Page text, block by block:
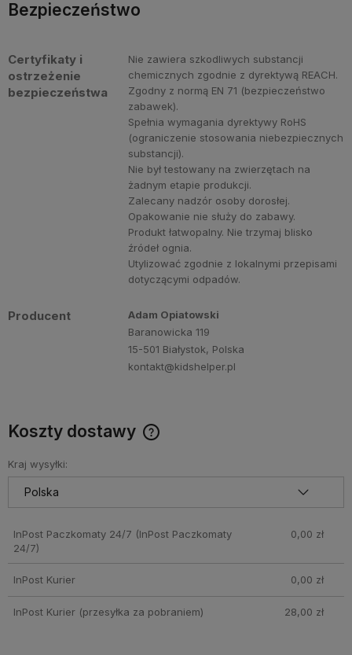
Bezpieczeństwo
Certyfikaty i
ostrzeżenie
bezpieczeństwa
Nie zawiera szkodliwych substancji
chemicznych zgodnie z dyrektywą REACH.
Zgodny z normą EN 71 (bezpieczeństwo
zabawek).
Spełnia wymagania dyrektywy RoHS
(ograniczenie stosowania niebezpiecznych
substancji).
Nie był testowany na zwierzętach na
żadnym etapie produkcji.
Zalecany nadzór osoby dorosłej.
Opakowanie nie służy do zabawy.
Produkt łatwopalny. Nie trzymaj blisko
źródeł ognia.
Utylizować zgodnie z lokalnymi przepisami
dotyczącymi odpadów.
Producent
Adam Opiatowski
Baranowicka 119
15-501 Białystok, Polska
kontakt@kidshelper.pl
Koszty dostawy
Kraj wysyłki:
InPost Paczkomaty 24/7 (InPost Paczkomaty
24/7)
0,00 zł
InPost Kurier 0,00 zł
InPost Kurier (przesyłka za pobraniem) 28,00 zł